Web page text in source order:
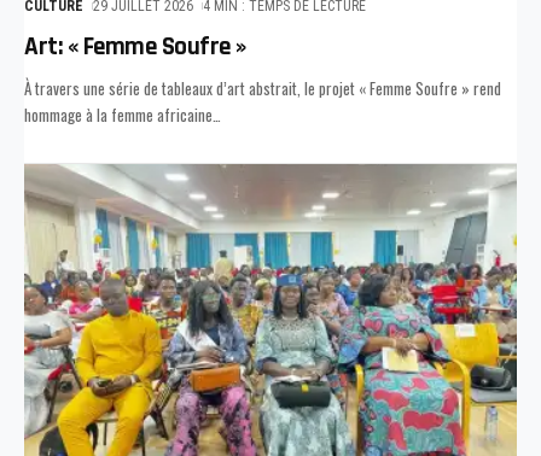
CULTURE 29 JUILLET 2026 4 MIN : TEMPS DE LECTURE
Art: « Femme Soufre »
À travers une série de tableaux d’art abstrait, le projet « Femme Soufre » rend
hommage à la femme africaine…